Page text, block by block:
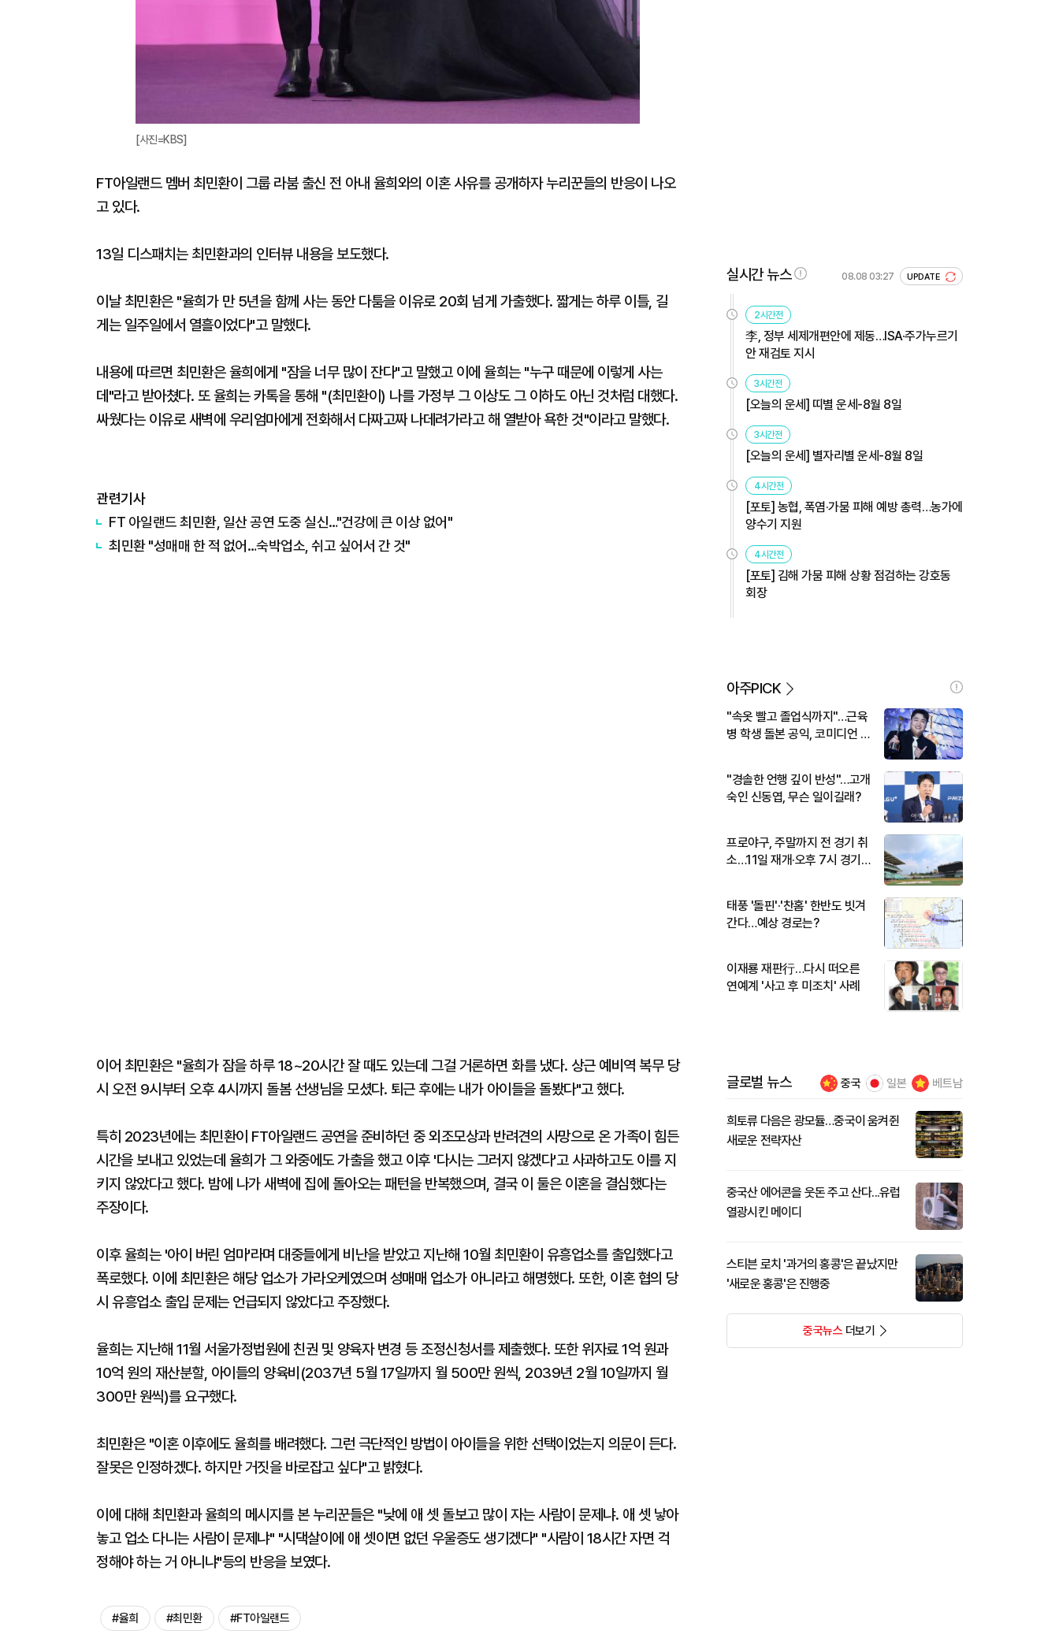
[사진=KBS]
FT아일랜드 멤버 최민환이 그룹 라붐 출신 전 아내 율희와의 이혼 사유를 공개하자 누리꾼들의 반응이 나오
고 있다.
13일 디스패치는 최민환과의 인터뷰 내용을 보도했다.
이날 최민환은 "율희가 만 5년을 함께 사는 동안 다툼을 이유로 20회 넘게 가출했다. 짧게는 하루 이틀, 길
게는 일주일에서 열흘이었다"고 말했다.
내용에 따르면 최민환은 율희에게 "잠을 너무 많이 잔다"고 말했고 이에 율희는 "누구 때문에 이렇게 사는
데"라고 받아쳤다. 또 율희는 카톡을 통해 "(최민환이) 나를 가정부 그 이상도 그 이하도 아닌 것처럼 대했다.
싸웠다는 이유로 새벽에 우리엄마에게 전화해서 다짜고짜 나데려가라고 해 열받아 욕한 것"이라고 말했다.
관련기사
FT 아일랜드 최민환, 일산 공연 도중 실신…"건강에 큰 이상 없어"
최민환 "성매매 한 적 없어…숙박업소, 쉬고 싶어서 간 것"
이어 최민환은 "율희가 잠을 하루 18~20시간 잘 때도 있는데 그걸 거론하면 화를 냈다. 상근 예비역 복무 당
시 오전 9시부터 오후 4시까지 돌봄 선생님을 모셨다. 퇴근 후에는 내가 아이들을 돌봤다"고 했다.
특히 2023년에는 최민환이 FT아일랜드 공연을 준비하던 중 외조모상과 반려견의 사망으로 온 가족이 힘든
시간을 보내고 있었는데 율희가 그 와중에도 가출을 했고 이후 '다시는 그러지 않겠다'고 사과하고도 이를 지
키지 않았다고 했다. 밤에 나가 새벽에 집에 돌아오는 패턴을 반복했으며, 결국 이 둘은 이혼을 결심했다는
주장이다.
이후 율희는 '아이 버린 엄마'라며 대중들에게 비난을 받았고 지난해 10월 최민환이 유흥업소를 출입했다고
폭로했다. 이에 최민환은 해당 업소가 가라오케였으며 성매매 업소가 아니라고 해명했다. 또한, 이혼 협의 당
시 유흥업소 출입 문제는 언급되지 않았다고 주장했다.
율희는 지난해 11월 서울가정법원에 친권 및 양육자 변경 등 조정신청서를 제출했다. 또한 위자료 1억 원과
10억 원의 재산분할, 아이들의 양육비(2037년 5월 17일까지 월 500만 원씩, 2039년 2월 10일까지 월
300만 원씩)를 요구했다.
최민환은 "이혼 이후에도 율희를 배려했다. 그런 극단적인 방법이 아이들을 위한 선택이었는지 의문이 든다.
잘못은 인정하겠다. 하지만 거짓을 바로잡고 싶다"고 밝혔다.
이에 대해 최민환과 율희의 메시지를 본 누리꾼들은 "낮에 애 셋 돌보고 많이 자는 사람이 문제냐. 애 셋 낳아
놓고 업소 다니는 사람이 문제냐" "시댁살이에 애 셋이면 없던 우울증도 생기겠다" "사람이 18시간 자면 걱
정해야 하는 거 아니냐"등의 반응을 보였다.
#율희 #최민환 #FT아일랜드
실시간 뉴스 08.08 03:27 UPDATE
2시간전
李, 정부 세제개편안에 제동…ISA·주가누르기
안 재검토 지시
3시간전
[오늘의 운세] 띠별 운세-8월 8일
3시간전
[오늘의 운세] 별자리별 운세-8월 8일
4시간전
[포토] 농협, 폭염·가뭄 피해 예방 총력…농가에
양수기 지원
4시간전
[포토] 김해 가뭄 피해 상황 점검하는 강호동
회장
아주PICK
"속옷 빨고 졸업식까지"…근육
병 학생 돌본 공익, 코미디언 김
"경솔한 언행 깊이 반성"…고개
숙인 신동엽, 무슨 일이길래?
프로야구, 주말까지 전 경기 취
소…11일 재개·오후 7시 경기
태풍 '돌핀'·'찬홈' 한반도 빗겨
간다…예상 경로는?
이재룡 재판行…다시 떠오른
연예계 '사고 후 미조치' 사례
글로벌 뉴스 중국 일본 베트남
희토류 다음은 광모듈…중국이 움켜쥔
새로운 전략자산
중국산 에어콘을 웃돈 주고 산다...유럽
열광시킨 메이디
스티븐 로치 '과거의 홍콩'은 끝났지만
'새로운 홍콩'은 진행중
중국뉴스더보기